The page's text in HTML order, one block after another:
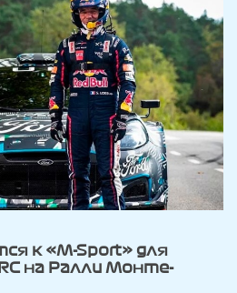
к «M-Sport» для
на Ралли Монте-